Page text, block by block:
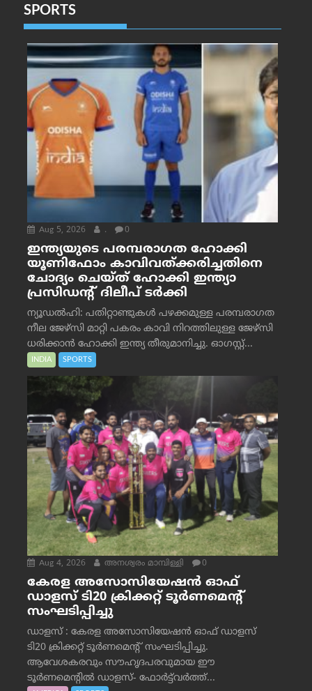
SPORTS
Aug 5, 2026 . 0
ഇന്ത്യയുടെ പരമ്പരാഗത ഹോക്കി
യൂണിഫോം കാവിവത്ക്കരിച്ചതിനെ
ചോദ്യം ചെയ്ത് ഹോക്കി ഇന്ത്യാ
പ്രസിഡന്റ് ദിലീപ് ടര്‍ക്കി
ന്യൂഡൽഹി: പതിറ്റാണ്ടുകൾ പഴക്കമുള്ള പരമ്പരാഗത
നീല ജേഴ്‌സി മാറ്റി പകരം കാവി നിറത്തിലുള്ള ജേഴ്‌സി
ധരിക്കാൻ ഹോക്കി ഇന്ത്യ തീരുമാനിച്ചു. ഓഗസ്റ്റ്...
INDIA SPORTS
Aug 4, 2026 അനശ്വരം മാമ്പിള്ളി 0
കേരള അസോസിയേഷൻ ഓഫ്
ഡാളസ് ടി20 ക്രിക്കറ്റ് ടൂർണമെന്റ്
സംഘടിപ്പിച്ചു
ഡാളസ് : കേരള അസോസിയേഷൻ ഓഫ് ഡാളസ്
ടി20 ക്രിക്കറ്റ് ടൂർണമെന്റ് സംഘടിപ്പിച്ചു.
ആവേശകരവും സൗഹൃദപരവുമായ ഈ
ടൂർണമെന്റിൽ ഡാളസ്- ഫോർട്ട്‌വര്‍ത്ത്...